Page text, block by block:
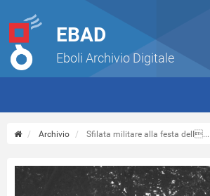
EBAD
Eboli Archivio Digitale
Archivio Sfilata militare alla festa dell...